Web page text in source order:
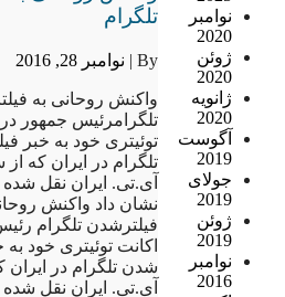
نوامبر
2020
ژوئن
2020
ژانویه
2020
آگوست
2019
جولای
2019
ژوئن
2019
نوامبر
2016
تلگرام
By | نوامبر 28, 2016
واکنش روحانی به
تلگرامرئیس جمهور
توئیتری خود به خبر
تلگرام در ایران که
آی.تی. ایران نقل
نشان داد واکنش
فیلترشدن تلگرام
اکانت توئیتری خود به
شدن تلگرام در
آی.تی. ایران نقل شده